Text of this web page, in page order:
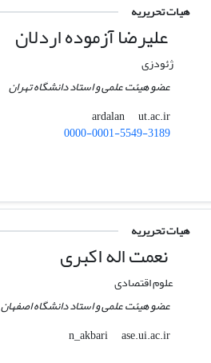
هیات تحریریه
علیرضا آزموده اردلان
ژئودزی
عضو هیئت علمی و استاد دانشگاه تهران
ut.ac.ir
0000-0001-5549-3189
هیات تحریریه
نعمت اله اکبری
علوم اقتصادی
عضو هیئت علمی و استاد دانشگاه اصفهان
ase.ui.ac.ir